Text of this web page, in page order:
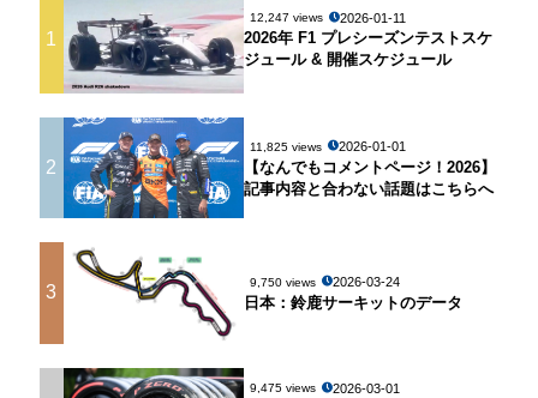
1
12,247 views 2026-01-11
2026年 F1 プレシーズンテストスケ
ジュール & 開催スケジュール
2
11,825 views 2026-01-01
【なんでもコメントページ！2026】
記事内容と合わない話題はこちらへ
3 9,750 views 2026-03-24
日本：鈴鹿サーキットのデータ
9,475 views 2026-03-01